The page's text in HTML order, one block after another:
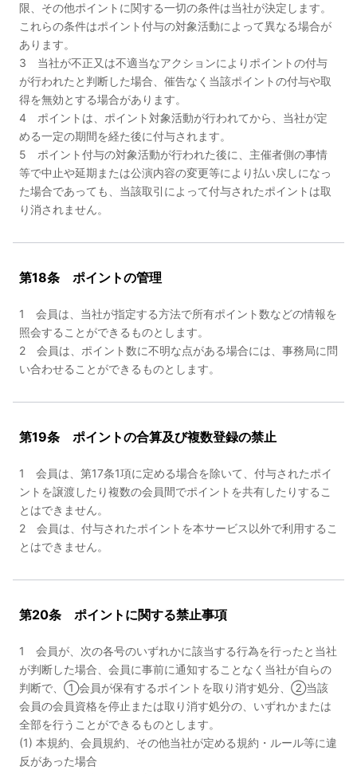
限、その他ポイントに関する一切の条件は当社が決定します。
これらの条件はポイント付与の対象活動によって異なる場合が
あります。
3 当社が不正又は不適当なアクションによりポイントの付与
が行われたと判断した場合、催告なく当該ポイントの付与や取
得を無効とする場合があります。
4 ポイントは、ポイント対象活動が行われてから、当社が定
める一定の期間を経た後に付与されます。
5 ポイント付与の対象活動が行われた後に、主催者側の事情
等で中止や延期または公演内容の変更等により払い戻しになっ
た場合であっても、当該取引によって付与されたポイントは取
り消されません。
第18条 ポイントの管理
1 会員は、当社が指定する方法で所有ポイント数などの情報を
照会することができるものとします。
2 会員は、ポイント数に不明な点がある場合には、事務局に問
い合わせることができるものとします。
第19条 ポイントの合算及び複数登録の禁止
1 会員は、第17条1項に定める場合を除いて、付与されたポイ
ントを譲渡したり複数の会員間でポイントを共有したりするこ
とはできません。
2 会員は、付与されたポイントを本サービス以外で利用するこ
とはできません。
第20条 ポイントに関する禁止事項
1 会員が、次の各号のいずれかに該当する行為を行ったと当社
が判断した場合、会員に事前に通知することなく当社が自らの
判断で、①会員が保有するポイントを取り消す処分、②当該
会員の会員資格を停止または取り消す処分の、いずれかまたは
全部を行うことができるものとします。
(1) 本規約、会員規約、その他当社が定める規約・ルール等に違
反があった場合